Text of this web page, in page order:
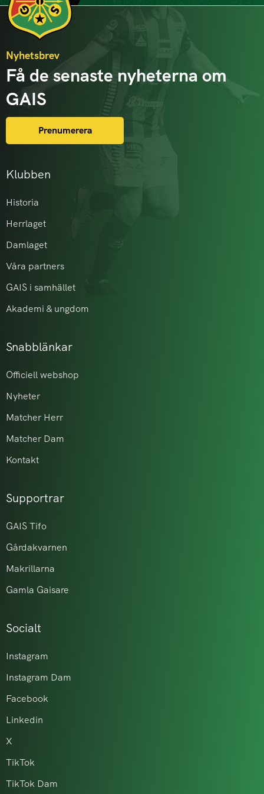
Klubben
Historia
Herrlaget
Damlaget
Våra partners
GAIS i samhället
Akademi & ungdom
Snabblänkar
Officiell webshop
Nyheter
Matcher Herr
Matcher Dam
Kontakt
Supportrar
GAIS Tifo
Gårdakvarnen
Makrillarna
Gamla Gaisare
Socialt
Instagram
Instagram Dam
Facebook
Linkedin
X
TikTok
TikTok Dam
Nyhetsbrev
Få de senaste nyheterna om
GAIS
Prenumerera